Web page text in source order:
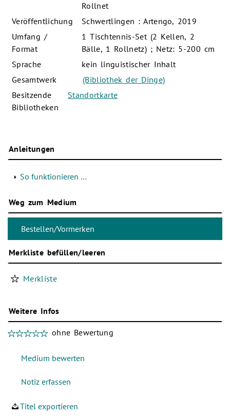
Rollnet
Veröffentlichung
Schwertlingen : Artengo, 2019
Umfang /
Format
1 Tischtennis-Set (2 Kellen, 2
Bälle, 1 Rollnetz) ; Netz: 5-200 cm
Sprache
kein linguistischer Inhalt
Gesamtwerk
(Bibliothek der Dinge)
Besitzende
Bibliotheken
Standortkarte
Anleitungen
So funktionieren …
Weg zum Medium
Merkliste befüllen/leeren
Merkliste
Weitere Infos
ohne Bewertung
Titel exportieren